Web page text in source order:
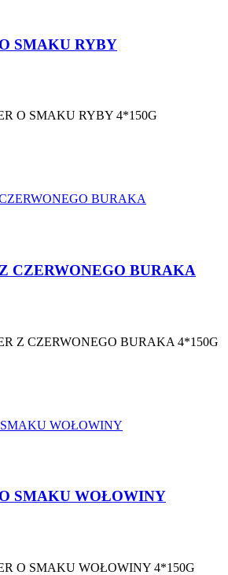
SMAKU RYBY
O SMAKU RYBY 4*150G
CZERWONEGO BURAKA
Z CZERWONEGO BURAKA 4*150G
SMAKU WOŁOWINY
O SMAKU WOŁOWINY 4*150G